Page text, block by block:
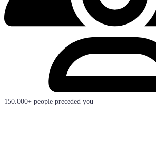
150.000+ people preceded you